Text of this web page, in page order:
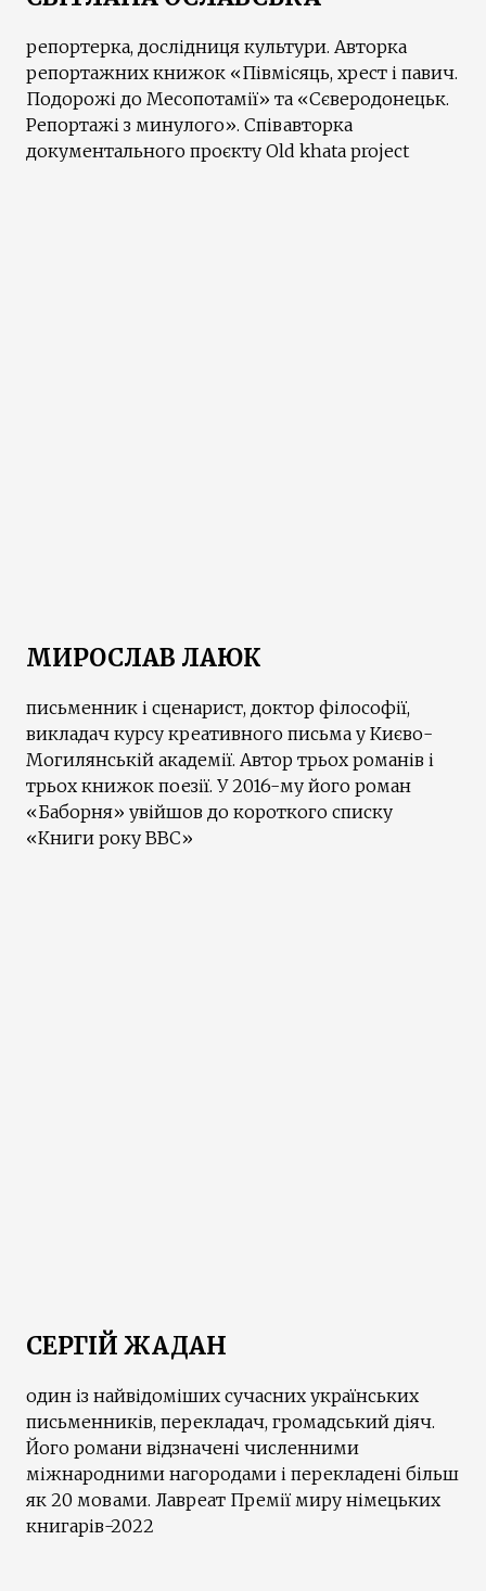
репортерка, дослідниця культури. Авторка
репортажних книжок «Півмісяць, хрест і павич.
Подорожі до Месопотамії» та «Сєверодонецьк.
Репортажі з минулого». Співавторка
документального проєкту Old khata project
МИРОСЛАВ ЛАЮК
письменник і сценарист, доктор філософії,
викладач курсу креативного письма у Києво-
Могилянській академії. Автор трьох романів і
трьох книжок поезії. У 2016-му його роман
«Баборня» увійшов до короткого списку
«Книги року ВВС»
СЕРГІЙ ЖАДАН
один із найвідоміших сучасних українських
письменників, перекладач, громадський діяч.
Його романи відзначені численними
міжнародними нагородами і перекладені більш
як 20 мовами. Лавреат Премії миру німецьких
книгарів-2022